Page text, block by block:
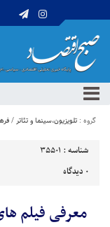
گروه : تلویزیون،سینما و تئاتر/
شناسه : 35501
0 دیدگاه
معرفی فیلم